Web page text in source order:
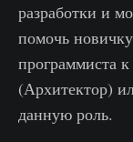
разработки и
помочь
программиста
(Архитектор)
данную роль.